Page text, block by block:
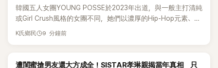
韓國五人女團YOUNG POSSE於2023年出道，與一般主打清純
或Girl Crush風格的女團不同，她們以濃厚的Hip-Hop元素、自
創Rap及成員親自參與創作為特色，MV也融入美式街頭、塗
為第五代女團中極具辨識度的新生代代表之一。
K氏鄉民 9 分鐘前
K-POP
遭閨蜜搶男友還大方成全！SISTAR孝琳親揭當年真相 只